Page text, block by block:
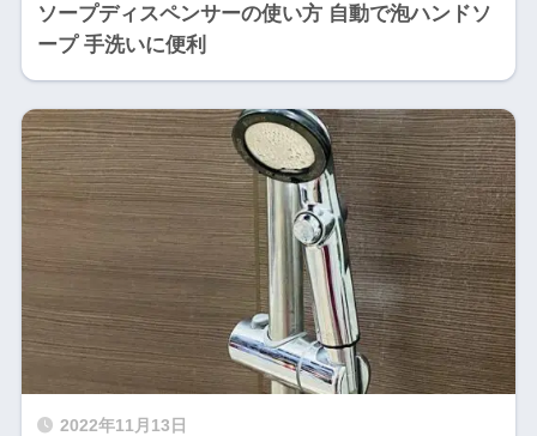
ソープディスペンサーの使い方 自動で泡ハンドソ
ープ 手洗いに便利
2022年11月13日